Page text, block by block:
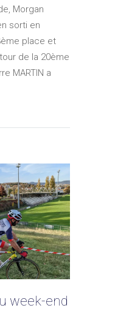
Morgan
sorti en
place et
de la 20ème
MARTIN a
week-end